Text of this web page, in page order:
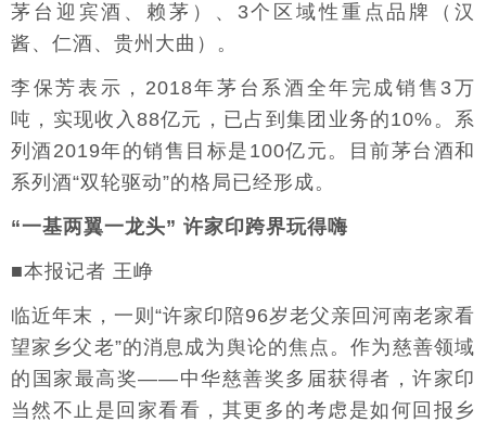
茅台迎宾酒、赖茅）、3个区域性重点品牌（汉
酱、仁酒、贵州大曲）。
李保芳表示，2018年茅台系酒全年完成销售3万
吨，实现收入88亿元，已占到集团业务的10%。系
列酒2019年的销售目标是100亿元。目前茅台酒和
系列酒“双轮驱动”的格局已经形成。
“一基两翼一龙头” 许家印跨界玩得嗨
■本报记者 王峥
临近年末，一则“许家印陪96岁老父亲回河南老家看
望家乡父老”的消息成为舆论的焦点。作为慈善领域
的国家最高奖——中华慈善奖多届获得者，许家印
当然不止是回家看看，其更多的考虑是如何回报乡